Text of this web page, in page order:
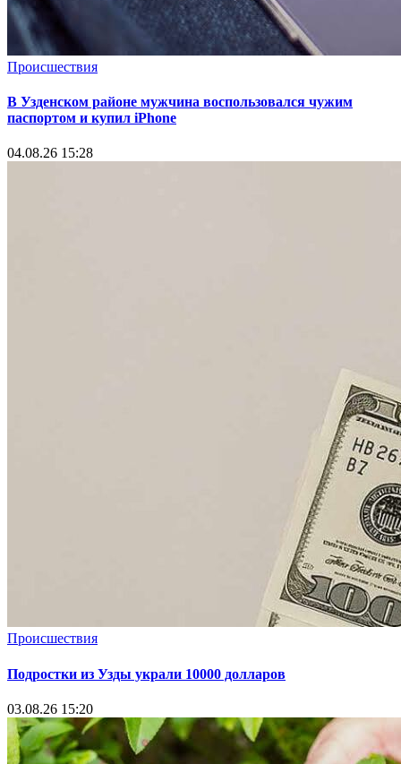
Происшествия
В Узденском районе мужчина воспользовался чужим
паспортом и купил iPhone
04.08.26 15:28
Происшествия
Подростки из Узды украли 10000 долларов
03.08.26 15:20